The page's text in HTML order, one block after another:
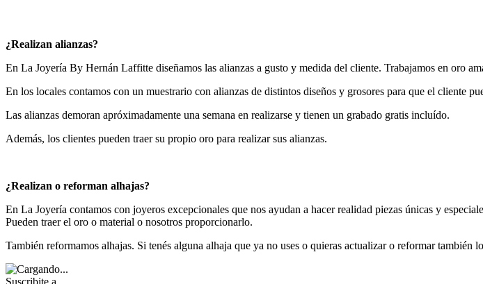
¿Realizan alianzas?
En La Joyería By Hernán Laffitte diseñamos las alianzas a gusto y medida del cliente. Trabajamos en oro
En los locales contamos con un muestrario con alianzas de distintos diseños y grosores para que el cliente
Las alianzas demoran apróximadamente una semana en realizarse y tienen un grabado gratis incluído.
Además, los clientes pueden traer su propio oro para realizar sus alianzas.
¿Realizan o reforman alhajas?
En La Joyería contamos con joyeros excepcionales que nos ayudan a hacer realidad piezas únicas y
Pueden traer el oro o material o nosotros proporcionarlo.
También reformamos alhajas. Si tenés alguna alhaja que ya no uses o quieras actualizar o reformar también
Suscribite a